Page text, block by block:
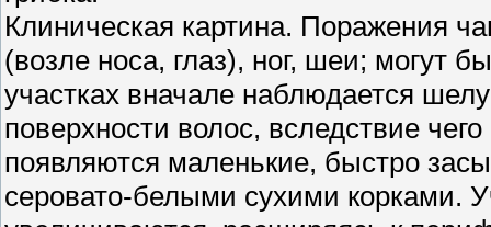
Клиническая картина. Поражения
(возле носа, глаз), ног, шеи; могут
участках вначале наблюдается
поверхности волос, вследствие
появляются маленькие, быстро
серовато-белыми сухими корками.